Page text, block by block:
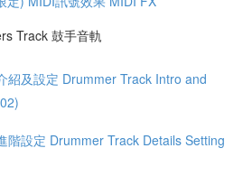
Track 鼓手音軌
紹及設定 Drummer Track Intro and
階設定 Drummer Track Details Setting